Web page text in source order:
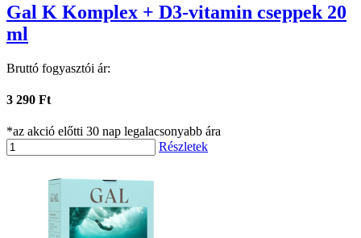
Gal K Komplex + D3-vitamin cseppek 20
ml
Bruttó fogyasztói ár:
3 290 Ft
*az akció előtti 30 nap legalacsonyabb ára
Részletek